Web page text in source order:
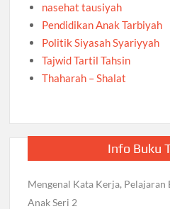
nasehat tausiyah
Pendidikan Anak Tarbiyah
Politik Siyasah Syariyyah
Tajwid Tartil Tahsin
Thaharah – Shalat
Info Buku
Mengenal Kata Kerja, Pelajaran
Anak Seri 2